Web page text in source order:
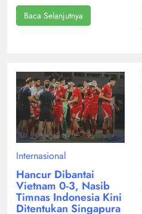
Baca Selanjutnya
Internasional
Hancur Dibantai
Vietnam 0-3, Nasib
Timnas Indonesia Kini
Ditentukan Singapura